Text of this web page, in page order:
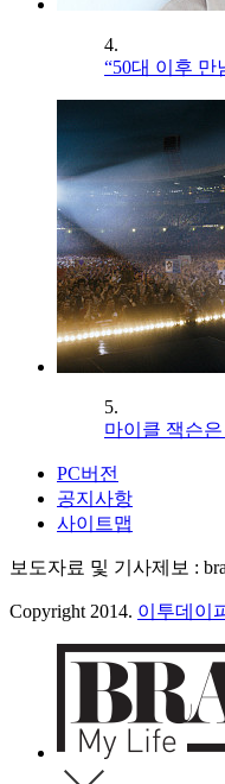
4.
“50대 이후 만
5.
마이클 잭슨
PC버전
공지사항
사이트맵
보도자료 및 기사제보 :
Copyright 2014. 이투데이